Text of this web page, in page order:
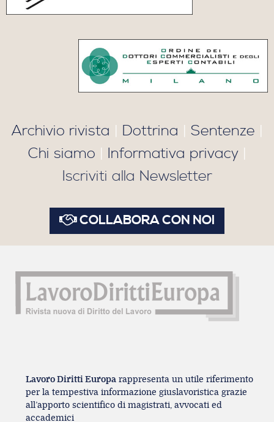
Archivio rivista | Dottrina | Sentenze |
Chi siamo | Informativa privacy|
Iscriviti alla Newsletter
COLLABORA CON NOI
Lavoro Diritti Europa rappresenta un utile riferimento
per la tempestiva informazione giuslavoristica grazie
all’apporto scientifico di magistrati, avvocati ed
accademici